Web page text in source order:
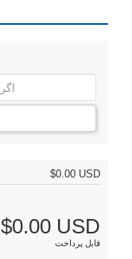
$0.00 USD
$0.00 USD
قابل پرداخت